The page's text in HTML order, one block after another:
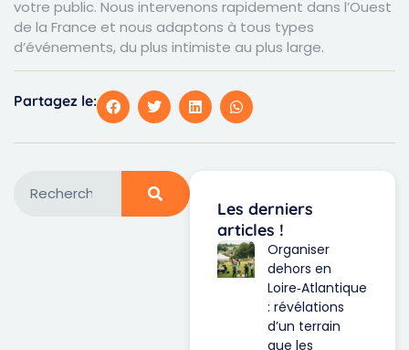
votre public. Nous intervenons rapidement dans l’Ouest
de la France et nous adaptons à tous types
d’événements, du plus intimiste au plus large.
Partagez le:
Les derniers
articles !
Organiser
dehors en
Loire‑Atlantique
: révélations
d’un terrain
que les